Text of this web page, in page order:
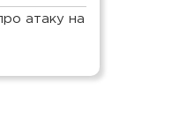
атаку на